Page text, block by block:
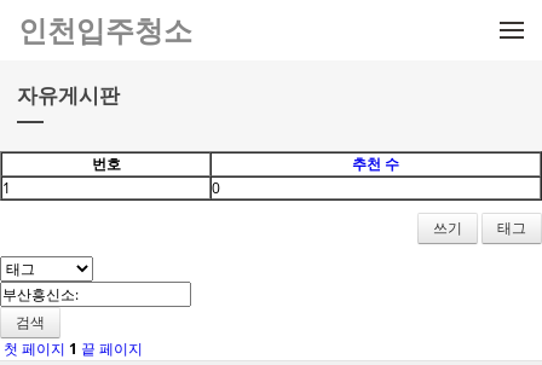
인천입주청소
자유게시판
번호
추천 수
1
0
쓰기
태그
검색
첫 페이지 1 끝 페이지